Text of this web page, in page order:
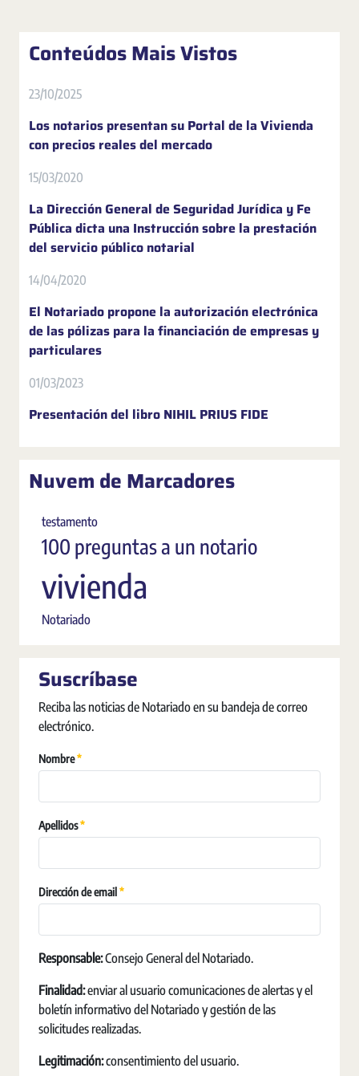
Conteúdos Mais Vistos
23/10/2025
Los notarios presentan su Portal de la Vivienda
con precios reales del mercado
15/03/2020
La Dirección General de Seguridad Jurídica y Fe
Pública dicta una Instrucción sobre la prestación
del servicio público notarial
14/04/2020
El Notariado propone la autorización electrónica
de las pólizas para la financiación de empresas y
particulares
01/03/2023
Presentación del libro NIHIL PRIUS FIDE
Nuvem de Marcadores
testamento
100 preguntas a un notario
vivienda
Notariado
Suscríbase
Reciba las noticias de Notariado en su bandeja de correo
electrónico.
Nombre Obrigatório
Apellidos Obrigatório
Dirección de email Obrigatório
Responsable:Consejo General del Notariado.
Finalidad:enviar al usuario comunicaciones de alertas y el
boletín informativo del Notariado y gestión de las
solicitudes realizadas.
Legitimación:consentimiento del usuario.